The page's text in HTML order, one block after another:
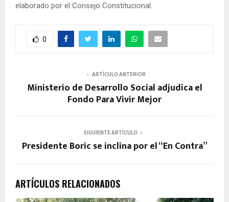
elaborado por el Consejo Constitucional.
0
ARTÍCULO ANTERIOR
Ministerio de Desarrollo Social adjudica el
Fondo Para Vivir Mejor
SIGUIENTE ARTÍCULO
Presidente Boric se inclina por el “En Contra”
ARTÍCULOS RELACIONADOS